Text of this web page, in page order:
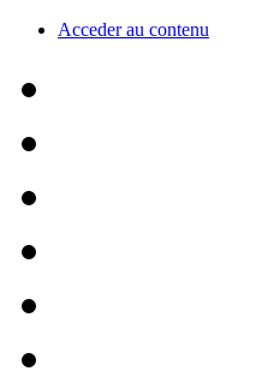
Acceder au contenu